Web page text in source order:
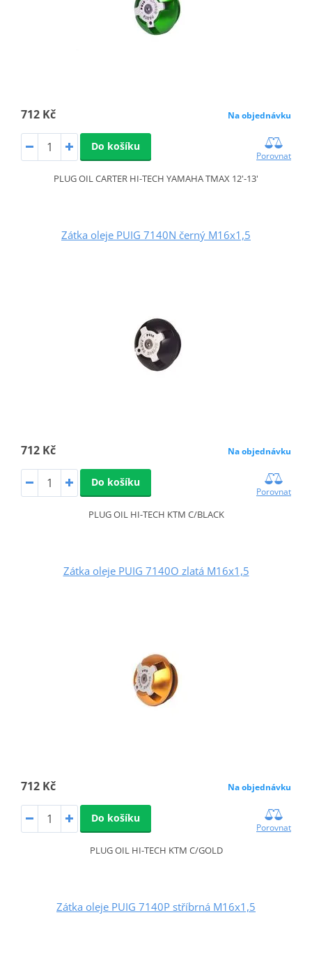
712 Kč Na objednávku
Do košíku
Porovnat
PLUG OIL CARTER HI-TECH YAMAHA TMAX 12'-13'
Zátka oleje PUIG 7140N černý M16x1,5
712 Kč Na objednávku
Do košíku
Porovnat
PLUG OIL HI-TECH KTM C/BLACK
Zátka oleje PUIG 7140O zlatá M16x1,5
712 Kč Na objednávku
Do košíku
Porovnat
PLUG OIL HI-TECH KTM C/GOLD
Zátka oleje PUIG 7140P stříbrná M16x1,5